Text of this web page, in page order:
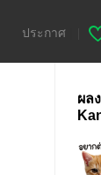
ประกาศ
ผล